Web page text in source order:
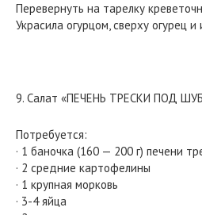
Перевернуть на тарелку
Украсила огурцом, сверху огурец и
9. Салат «ПЕЧЕНЬ ТРЕСКИ ПОД
Потребуется:
· 1 баночка (160 — 200 г) печени
· 2 средние картофелины
· 1 крупная морковь
· 3-4 яйца